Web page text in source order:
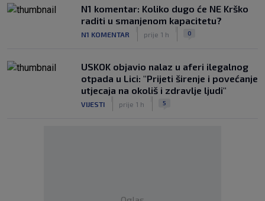
N1 komentar: Koliko dugo će NE Krško
raditi u smanjenom kapacitetu?
N1 KOMENTAR prije 1 h 0
USKOK objavio nalaz u aferi ilegalnog
otpada u Lici: "Prijeti širenje i povećanje
utjecaja na okoliš i zdravlje ljudi"
VIJESTI prije 1 h 5